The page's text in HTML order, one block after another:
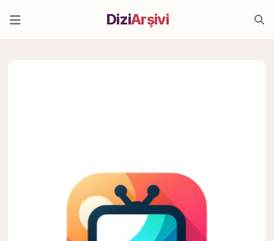
DiziArşivi